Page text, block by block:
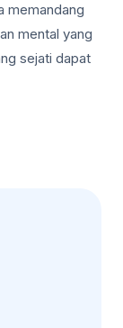
memandang
mental yang
sejati dapat